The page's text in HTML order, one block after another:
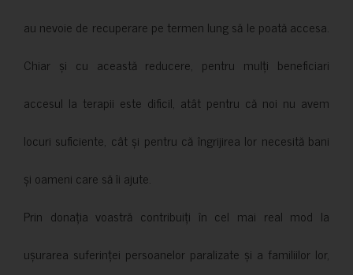
au nevoie de recuperare pe termen lung să le poată accesa.
Chiar și cu această reducere, pentru mulți beneficiari
accesul la terapii este dificil, atât pentru că noi nu avem
locuri suficiente, cât și pentru că îngrijirea lor necesită bani
și oameni care să îi ajute.
Prin donația voastră contribuiți în cel mai real mod la
ușurarea suferinței persoanelor paralizate și a familiilor lor,